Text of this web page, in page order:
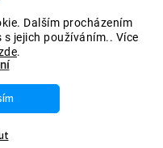
Dalším procházením
jejich používáním.. Více
.
práva vyhrazena.